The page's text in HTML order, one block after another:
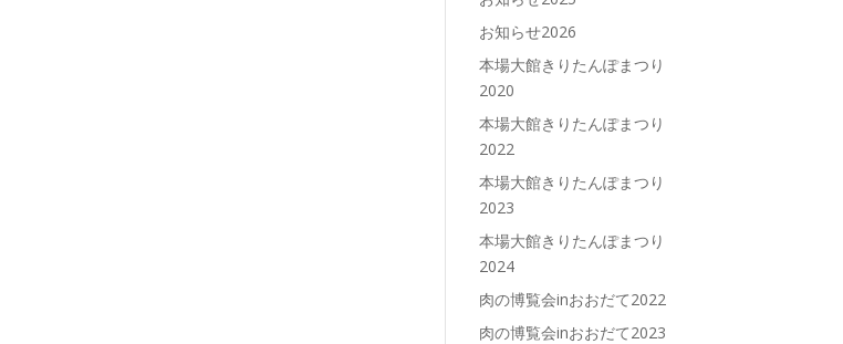
お知らせ2026
本場大館きりたんぽまつり
2020
本場大館きりたんぽまつり
2022
本場大館きりたんぽまつり
2023
本場大館きりたんぽまつり
2024
肉の博覧会inおおだて2022
肉の博覧会inおおだて2023